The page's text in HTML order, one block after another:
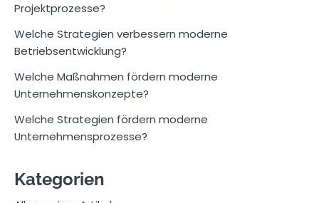
Projektprozesse?
Welche Strategien verbessern moderne
Betriebsentwicklung?
Welche Maßnahmen fördern moderne
Unternehmenskonzepte?
Welche Strategien fördern moderne
Unternehmensprozesse?
Kategorien